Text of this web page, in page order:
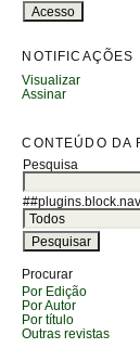
NOTIFICAÇÕES
Visualizar
Assinar
CONTEÚDO DA
Pesquisa
Procurar
Por Edição
Por Autor
Por título
Outras revistas